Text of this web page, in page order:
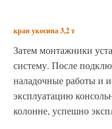
кран укосина 3,2 т
Затем монтажники
систему. После
наладочные работы и
эксплуатацию
колонне, успешно